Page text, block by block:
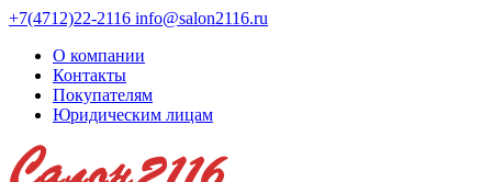
+7(4712)22-2116 info@salon2116.ru
О компании
Контакты
Покупателям
Юридическим лицам